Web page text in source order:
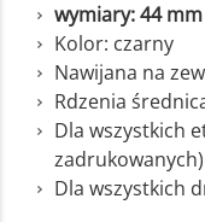
wymiary: 44
Kolor: czarny
Nawijana na
Rdzenia
Dla wszystkich
zadrukowanych)
Dla wszystkich